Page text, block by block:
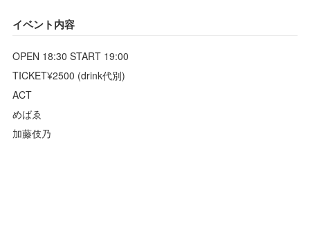
イベント内容
OPEN 18:30 START 19:00
TICKET¥2500 (drink代別)
ACT
めばゑ
加藤伎乃